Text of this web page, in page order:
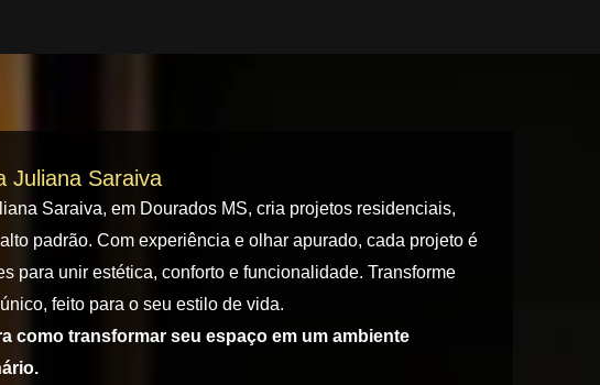
Juliana Saraiva
Saraiva, em Dourados MS, cria projetos residenciais,
padrão. Com experiência e olhar apurado, cada projeto é
para unir estética, conforto e funcionalidade. Transforme
feito para o seu estilo de vida.
como transformar seu espaço em um ambiente